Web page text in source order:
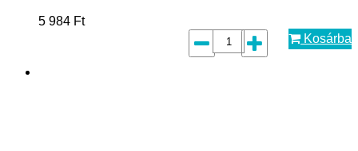
5 984 Ft
Kosárba